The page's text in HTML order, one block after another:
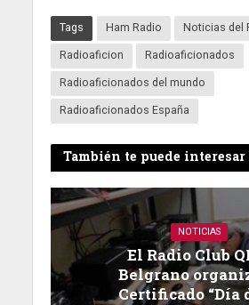
Tags Ham Radio
Noticias del
Radioaficion
Radioaficionados
Radioaficionados del mundo
Radioaficionados España
También te puede interesar
NOTICIAS
El Radio Club
Belgrano
Certificado “Día